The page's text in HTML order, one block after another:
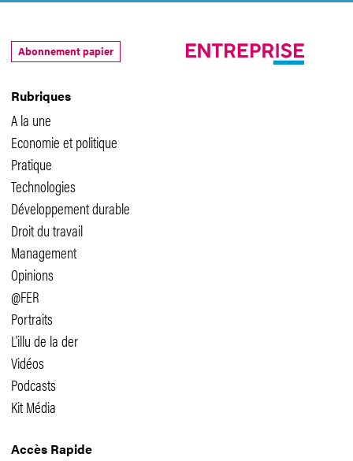
Rubriques
A la une
Economie et politique
Pratique
Technologies
Développement durable
Droit du travail
Management
Opinions
@FER
Portraits
L'illu de la der
Vidéos
Podcasts
Kit Média
Accès Rapide
Abonnement papier